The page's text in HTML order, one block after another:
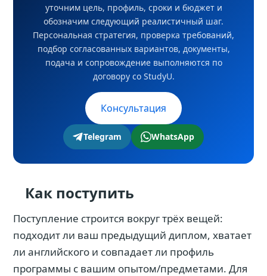
уточним цель, профиль, сроки и бюджет и
обозначим следующий реалистичный шаг.
Персональная стратегия, проверка требований,
подбор согласованных вариантов, документы,
подача и сопровождение выполняются по
договору со StudyU.
Консультация
Telegram WhatsApp
Как поступить
Поступление строится вокруг трёх вещей:
подходит ли ваш предыдущий диплом, хватает
ли английского и совпадает ли профиль
программы с вашим опытом/предметами. Для